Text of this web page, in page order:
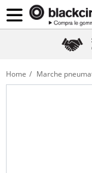
Home Marche